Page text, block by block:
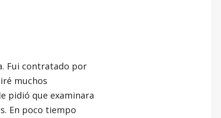
Fui contratado por
muchos
pidió que examinara
En poco tiempo